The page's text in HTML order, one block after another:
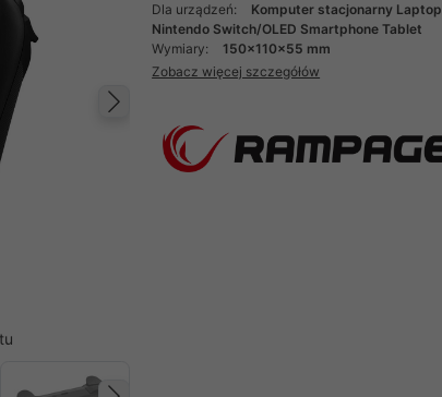
Następny
Dla urządzeń:
Komputer stacjonarny Laptop
Nintendo Switch/OLED Smartphone Tablet
Wymiary:
150x110x55 mm
Zobacz więcej szczegółów